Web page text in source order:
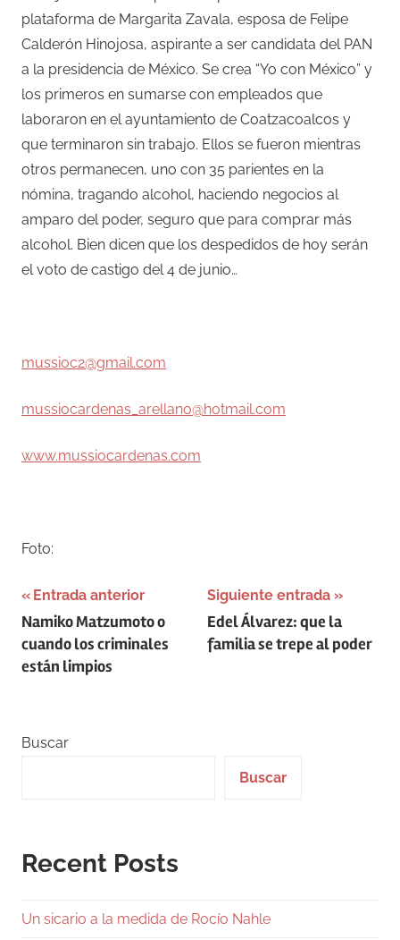
plataforma de Margarita Zavala, esposa de Felipe
Calderón Hinojosa, aspirante a ser candidata del PAN
a la presidencia de México. Se crea “Yo con México” y
los primeros en sumarse con empleados que
laboraron en el ayuntamiento de Coatzacoalcos y
que terminaron sin trabajo. Ellos se fueron mientras
otros permanecen, uno con 35 parientes en la
nómina, tragando alcohol, haciendo negocios al
amparo del poder, seguro que para comprar más
alcohol. Bien dicen que los despedidos de hoy serán
el voto de castigo del 4 de junio…
mussioc2@gmail.com
mussiocardenas_arellano@hotmail.com
www.mussiocardenas.com
Foto:
Navegación
de
entradas
Entrada anterior
Namiko Matzumoto o
cuando los criminales
están limpios
Siguiente entrada
Edel Álvarez: que la
familia se trepe al poder
Buscar
Buscar
Recent Posts
Un sicario a la medida de Rocío Nahle